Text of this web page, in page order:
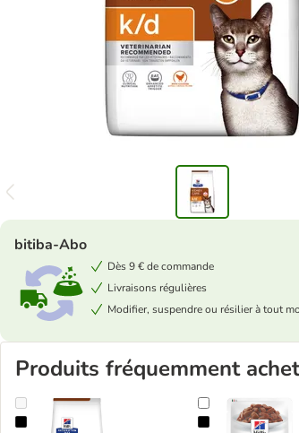
bitiba-Abo
Dès 9 € de commande
Livraisons régulières
Modifier, suspendre ou résilier à tout
Produits fréquemment
Hill's Prescription Diet Feline k/d Kidney Care
Hill's